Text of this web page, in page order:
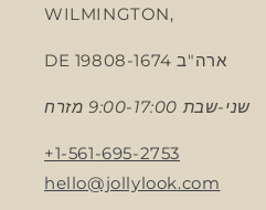
WILMINGTON,
DE 19808-1674 ארה"ב
שני-שבת 9:00-17:00 מזרח
+1-561-695-2753
hello@jollylook.com